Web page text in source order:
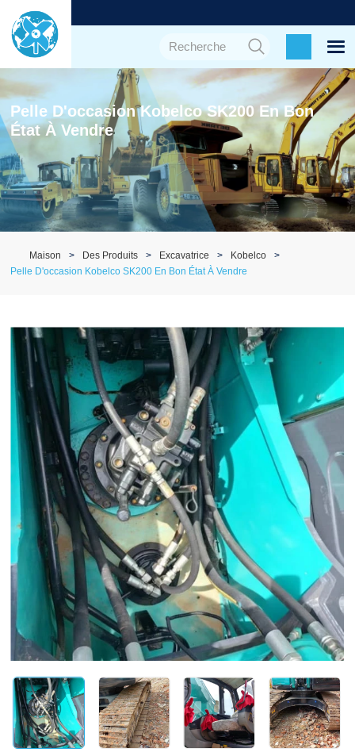
Pelle D'occasion Kobelco SK200 En Bon
État À Vendre
Maison Des Produits Excavatrice
Kobelco
Pelle D'occasion Kobelco SK200 En Bon État À Vendre